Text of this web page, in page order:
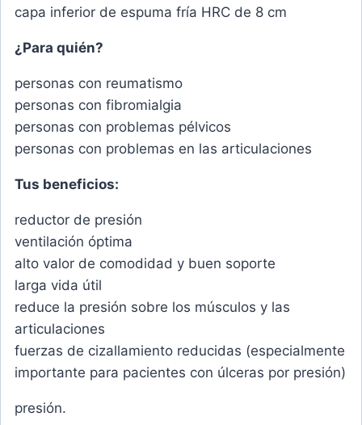
capa inferior de espuma fría HRC de 8 cm
¿Para quién?
personas con reumatismo
personas con fibromialgia
personas con problemas pélvicos
personas con problemas en las articulaciones
Tus beneficios:
reductor de presión
ventilación óptima
alto valor de comodidad y buen soporte
larga vida útil
reduce la presión sobre los músculos y las
articulaciones
fuerzas de cizallamiento reducidas (especialmente
importante para pacientes con úlceras por presión)
presión.